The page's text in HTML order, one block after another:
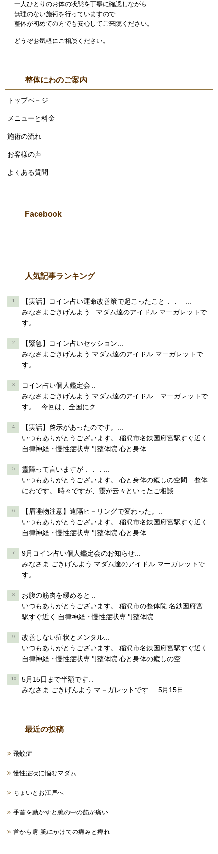
一人ひとりのお体の状態を丁寧に確認しながら
無理のない施術を行っていますので
整体が初めての方でも安心してご来院ください。
どうぞお気軽にご相談ください。
整体にわのご案内
トップペ－ジ
メニューと料金
施術の流れ
お客様の声
よくある質問
Facebook
人気記事ランキング
【実話】コイン占い運命改善策で起こったこと．．．...
みなさまごきげんよう マダム達のアイドル マーガレットで
す。 ...
【緊急】コイン占いセッション...
みなさまごきげんよう マダム達のアイドル マーガレットで
す。 ...
コイン占い個人鑑定会...
みなさまごきげんよう マダム達のアイドル マーガレットで
す。 今回は、全国にク...
【実話】啓示があったのです。...
いつもありがとうございます。 稲沢市名鉄国府宮駅すぐ近く
自律神経・慢性症状専門整体院 心と身体...
靈障って言いますが．．．...
いつもありがとうございます。 心と身体の癒しの空間 整体
にわです。 時々ですが、靈が云々といったご相談...
【眉唾物注意】遠隔ヒ－リングで変わった。...
いつもありがとうございます。 稲沢市名鉄国府宮駅すぐ近く
自律神経・慢性症状専門整体院 心と身体...
9月コイン占い個人鑑定会のお知らせ...
みなさま ごきげんよう マダム達のアイドル マーガレットで
す。 ...
お腹の筋肉を緩めると...
いつもありがとうございます。 稲沢市の整体院 名鉄国府宮
駅すぐ近く 自律神経・慢性症状専門整体院 ...
改善しない症状とメンタル...
いつもありがとうございます。 稲沢市名鉄国府宮駅すぐ近く
自律神経・慢性症状専門整体院 心と身体の癒しの空...
5月15日まで半額です...
みなさま ごきげんよう マ－ガレットです 5月15日...
最近の投稿
飛蚊症
慢性症状に悩むマダム
ちょいとお江戸へ
手首を動かすと腕の中の筋が痛い
首から肩 腕にかけての痛みと痺れ